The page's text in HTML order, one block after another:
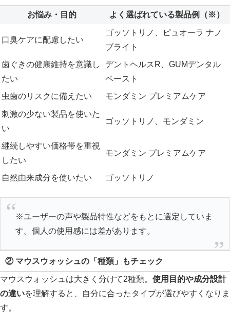
お悩み・目的 よく選ばれている製品例（※）
口臭ケアに配慮したい
ゴッソトリノ、ピュオーラ ナノ
ブライト
歯ぐきの健康維持を意識し
たい
デントヘルスR、GUMデンタル
ペースト
虫歯のリスクに備えたい
モンダミン プレミアムケア
刺激の少ない製品を使いた
い
ゴッソトリノ、モンダミン
継続しやすい価格帯を重視
したい
モンダミン プレミアムケア
自然由来成分を使いたい ゴッソトリノ
※ユーザーの声や製品特性などをもとに選定していま
す。個人の使用感には差があります。
② マウスウォッシュの「種類」もチェック
マウスウォッシュは大きく分けて2種類。 使用目的や成分設計
の違いを理解すると、自分に合ったタイプが選びやすくなりま
す。